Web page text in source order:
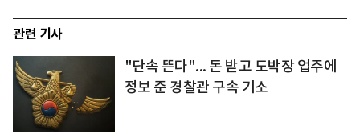
관련 기사
"단속 뜬다"... 돈 받고 도박장 업주에
정보 준 경찰관 구속 기소